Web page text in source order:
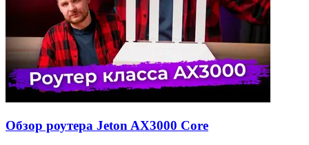
Обзор роутера Jeton AX3000 Core